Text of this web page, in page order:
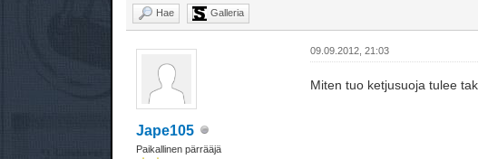
Hae Galleria
Jape105
Paikallinen pärrääjä
09.09.2012, 21:03
Miten tuo ketjusuoja tulee